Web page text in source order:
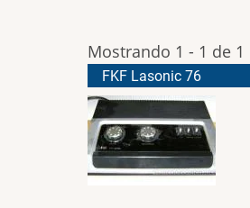
Mostrando 1 - 1 de 1
FKF Lasonic 76